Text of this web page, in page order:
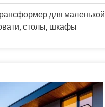
для маленькой
столы, шкафы